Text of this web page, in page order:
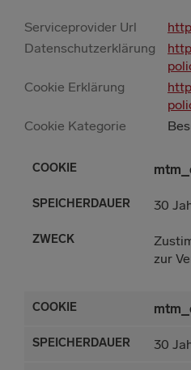
Serviceprovider Url
Datenschutzerklärung
Cookie Erklärung
Cookie Kategorie
30
zur
30